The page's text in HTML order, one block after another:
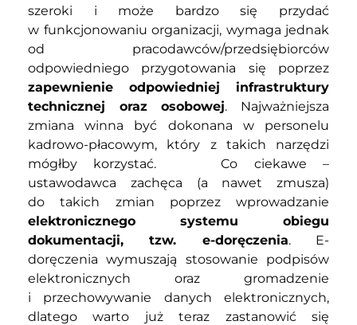
szeroki i może bardzo się przydać
w funkcjonowaniu organizacji, wymaga jednak
od pracodawców/przedsiębiorców
odpowiedniego przygotowania się poprzez
zapewnienie odpowiedniej infrastruktury
technicznej oraz osobowej. Najważniejsza
zmiana winna być dokonana w personelu
kadrowo-płacowym, który z takich narzędzi
mógłby korzystać.
Co ciekawe –
ustawodawca zachęca (a nawet zmusza)
do takich zmian poprzez wprowadzanie
elektronicznego systemu obiegu
dokumentacji, tzw. e-doręczenia. E-
doręczenia wymuszają stosowanie podpisów
elektronicznych oraz gromadzenie
i przechowywanie danych elektronicznych,
dlatego warto już teraz zastanowić się